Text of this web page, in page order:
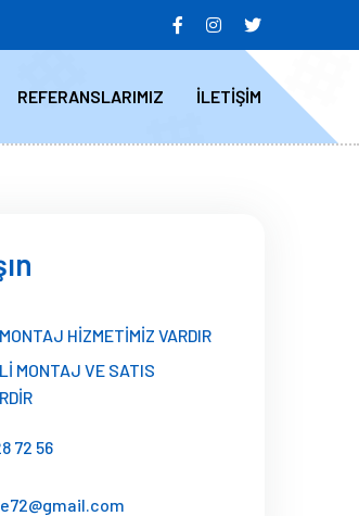
REFERANSLARIMIZ İLETİŞİM
HİZMETİMİZ VARDIR
MONTAJ VE SATIS
72 56